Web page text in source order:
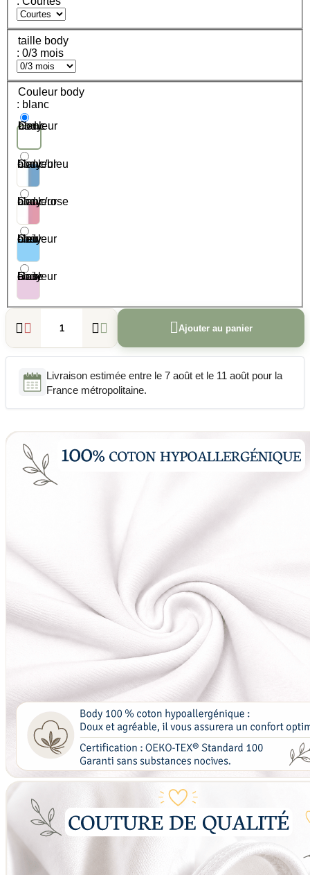
taille body
: 0/3 mois
Couleur body
: blanc
Couleur body - blanc
Couleur body - blanc/bleu
Couleur body - blanc/rose
Couleur body - bleu clair
Couleur body - Rose clair
   Ajouter au panier
Livraison estimée entre le 7 août et le 11 août pour la
France métropolitaine.